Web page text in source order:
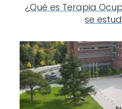
¿Qué es Terapia
se